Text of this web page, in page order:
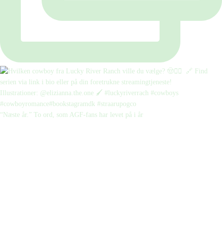
“Næste år.” To ord, som AGF-fans har levet på i år